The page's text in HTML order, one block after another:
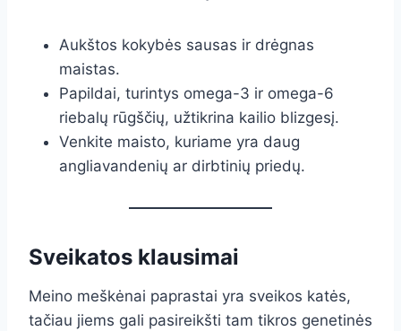
Aukštos kokybės sausas ir drėgnas
maistas.
Papildai, turintys omega-3 ir omega-6
riebalų rūgščių, užtikrina kailio blizgesį.
Venkite maisto, kuriame yra daug
angliavandenių ar dirbtinių priedų.
Sveikatos klausimai
Meino meškėnai paprastai yra sveikos katės,
tačiau jiems gali pasireikšti tam tikros genetinės